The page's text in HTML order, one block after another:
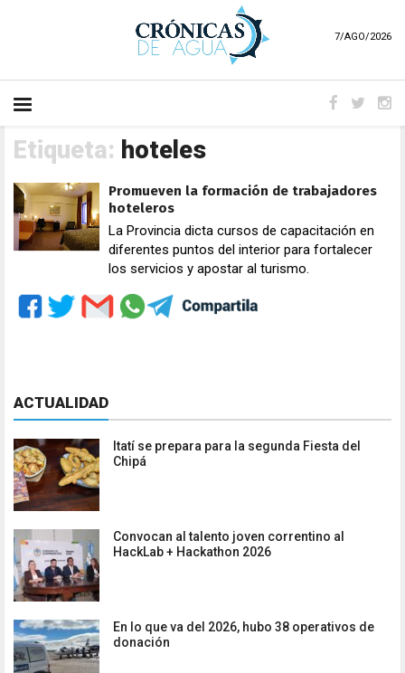
7/AGO/2026
Etiqueta: hoteles
Promueven la formación de trabajadores
hoteleros
La Provincia dicta cursos de capacitación en
diferentes puntos del interior para fortalecer
los servicios y apostar al turismo.
ACTUALIDAD
Itatí se prepara para la segunda Fiesta del
Chipá
Convocan al talento joven correntino al
HackLab + Hackathon 2026
En lo que va del 2026, hubo 38 operativos de
donación